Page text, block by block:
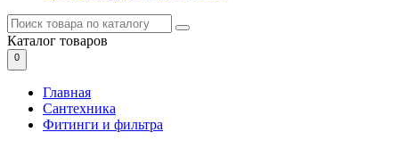
Каталог товаров
0
Главная
Сантехника
Фитинги и фильтра